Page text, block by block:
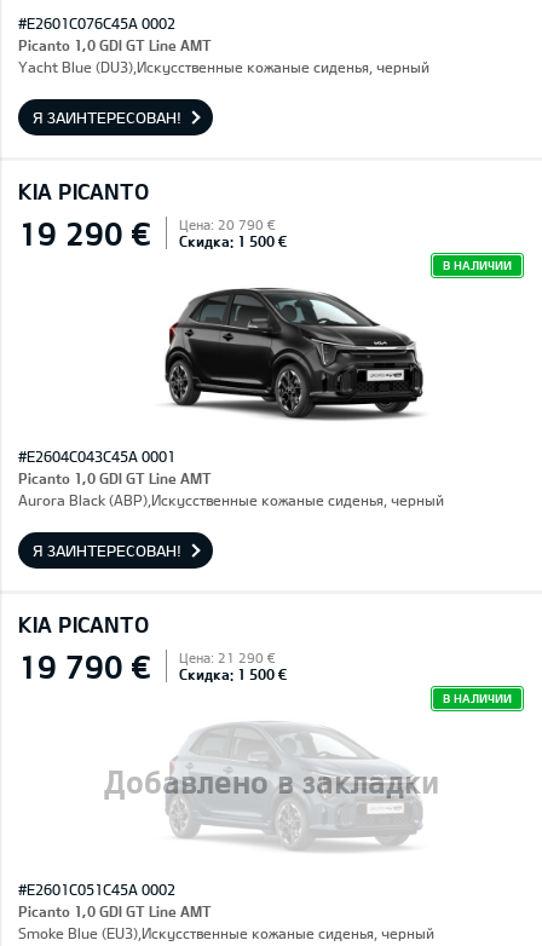
#E2601C076C45A 0002
Picanto 1,0 GDI GT Line AMT
Yacht Blue (DU3),Искусственные кожаные сиденья, черный
Я ЗАИНТЕРЕСОВАН!
KIA PICANTO
19 290 € Цена: 20 790 €
Скидка: 1 500 €
В НАЛИЧИИ
#E2604C043C45A 0001
Picanto 1,0 GDI GT Line AMT
Aurora Black (ABP),Искусственные кожаные сиденья, черный
Я ЗАИНТЕРЕСОВАН!
KIA PICANTO
Добавлено в закладки
19 790 € Цена: 21 290 €
Скидка: 1 500 €
В НАЛИЧИИ
#E2601C051C45A 0002
Picanto 1,0 GDI GT Line AMT
Smoke Blue (EU3),Искусственные кожаные сиденья, черный